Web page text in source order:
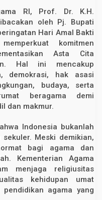
RI, Prof. Dr. K.H.
oleh Pj. Bupati
Hari Amal Bakti
komitmen
Asta Cita
Hal ini mencakup
demokrasi, hak asasi
budaya, serta
beragama demi
dan makmur.
Indonesia bukanlah
Meski demikian,
bagi agama dan
Kementerian Agama
menjaga religiusitas
kehidupan umat
agama yang